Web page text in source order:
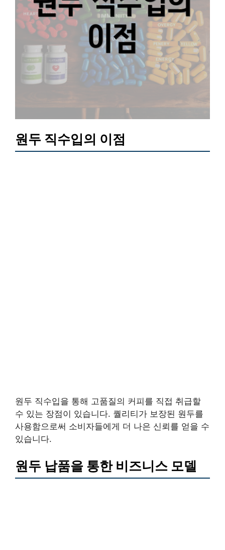
원두 직수입의 이점
원두 직수입을 통해 고품질의 커피를 직접 취급할
수 있는 장점이 있습니다. 퀄리티가 보장된 원두를
사용함으로써 소비자들에게 더 나은 신뢰를 얻을 수
있습니다.
원두 납품을 통한 비즈니스 모델